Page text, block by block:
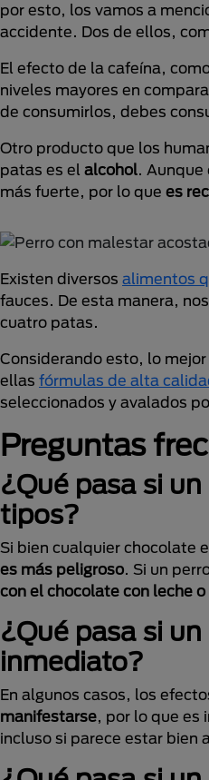
por esto, los vamos a
accidente. Dos de ellos,
El efecto de la cafeína,
niveles mayores en
de consumirlos, debes
Otro producto que los
patas es el alcohol. Aunque
más fuerte, por lo que es
Existen diversos alimentos
fauces. De esta manera,
cuatro patas.
Considerando esto, lo
ellas fórmulas de alta
seleccionados y avalados
Preguntas
¿Qué pasa si
tipos?
Si bien cualquier chocolate
es más peligroso. Si un
con el chocolate con leche
¿Qué pasa si
inmediato?
En algunos casos, los
manifestarse, por lo que es
incluso si parece estar bien